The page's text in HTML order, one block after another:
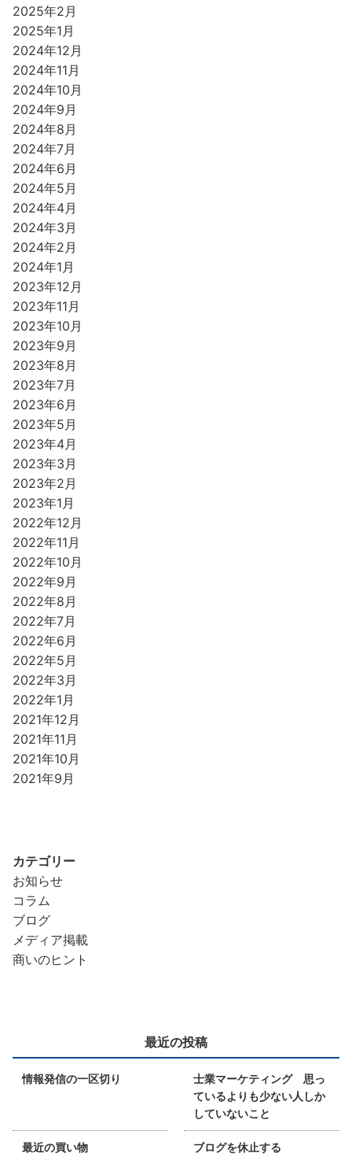
2025年2月
2025年1月
2024年12月
2024年11月
2024年10月
2024年9月
2024年8月
2024年7月
2024年6月
2024年5月
2024年4月
2024年3月
2024年2月
2024年1月
2023年12月
2023年11月
2023年10月
2023年9月
2023年8月
2023年7月
2023年6月
2023年5月
2023年4月
2023年3月
2023年2月
2023年1月
2022年12月
2022年11月
2022年10月
2022年9月
2022年8月
2022年7月
2022年6月
2022年5月
2022年3月
2022年1月
2021年12月
2021年11月
2021年10月
2021年9月
カテゴリー
お知らせ
コラム
ブログ
メディア掲載
商いのヒント
最近の投稿
情報発信の一区切り
士業マーケティング 思っ
ているよりも少ない人しか
していないこと
最近の買い物 ブログを休止する